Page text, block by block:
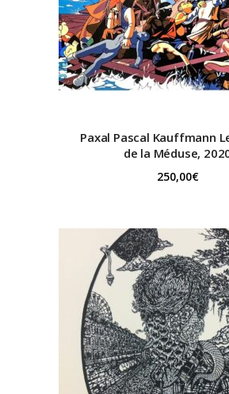
Paxal Pascal Kauffmann
de la Méduse,
250,00€